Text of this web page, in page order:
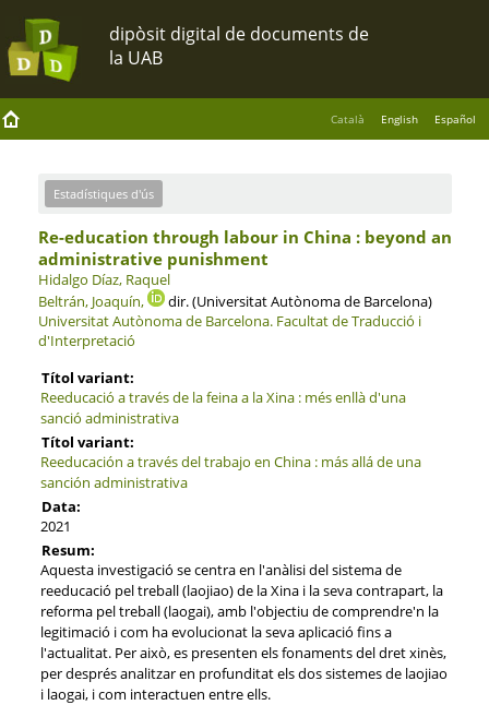
Català English Español
Estadístiques d'ús
Re-education through labour in China : beyond an
administrative punishment
Hidalgo Díaz, Raquel
Beltrán, Joaquín,
dir. (Universitat Autònoma de Barcelona)
Universitat Autònoma de Barcelona. Facultat de Traducció i
d'Interpretació
Títol variant:
Reeducació a través de la feina a la Xina : més enllà d'una
sanció administrativa
Títol variant:
Reeducación a través del trabajo en China : más allá de una
sanción administrativa
Data:
2021
Resum:
Aquesta investigació se centra en l'anàlisi del sistema de
reeducació pel treball (laojiao) de la Xina i la seva contrapart, la
reforma pel treball (laogai), amb l'objectiu de comprendre'n la
legitimació i com ha evolucionat la seva aplicació fins a
l'actualitat. Per això, es presenten els fonaments del dret xinès,
per després analitzar en profunditat els dos sistemes de laojiao
i laogai, i com interactuen entre ells.